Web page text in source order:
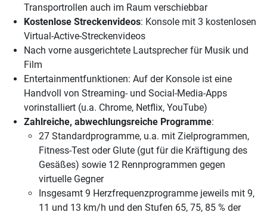
Transportrollen auch im Raum verschiebbar
Kostenlose Streckenvideos: Konsole mit 3 kostenlosen
Virtual-Active-Streckenvideos
Nach vorne ausgerichtete Lautsprecher für Musik und
Film
Entertainmentfunktionen: Auf der Konsole ist eine
Handvoll von Streaming- und Social-Media-Apps
vorinstalliert (u.a. Chrome, Netflix, YouTube)
Zahlreiche, abwechlungsreiche Programme:
27 Standardprogramme, u.a. mit Zielprogrammen,
Fitness-Test oder Glute (gut für die Kräftigung des
Gesäßes) sowie 12 Rennprogrammen gegen
virtuelle Gegner
Insgesamt 9 Herzfrequenzprogramme jeweils mit 9,
11 und 13 km/h und den Stufen 65, 75, 85 % der